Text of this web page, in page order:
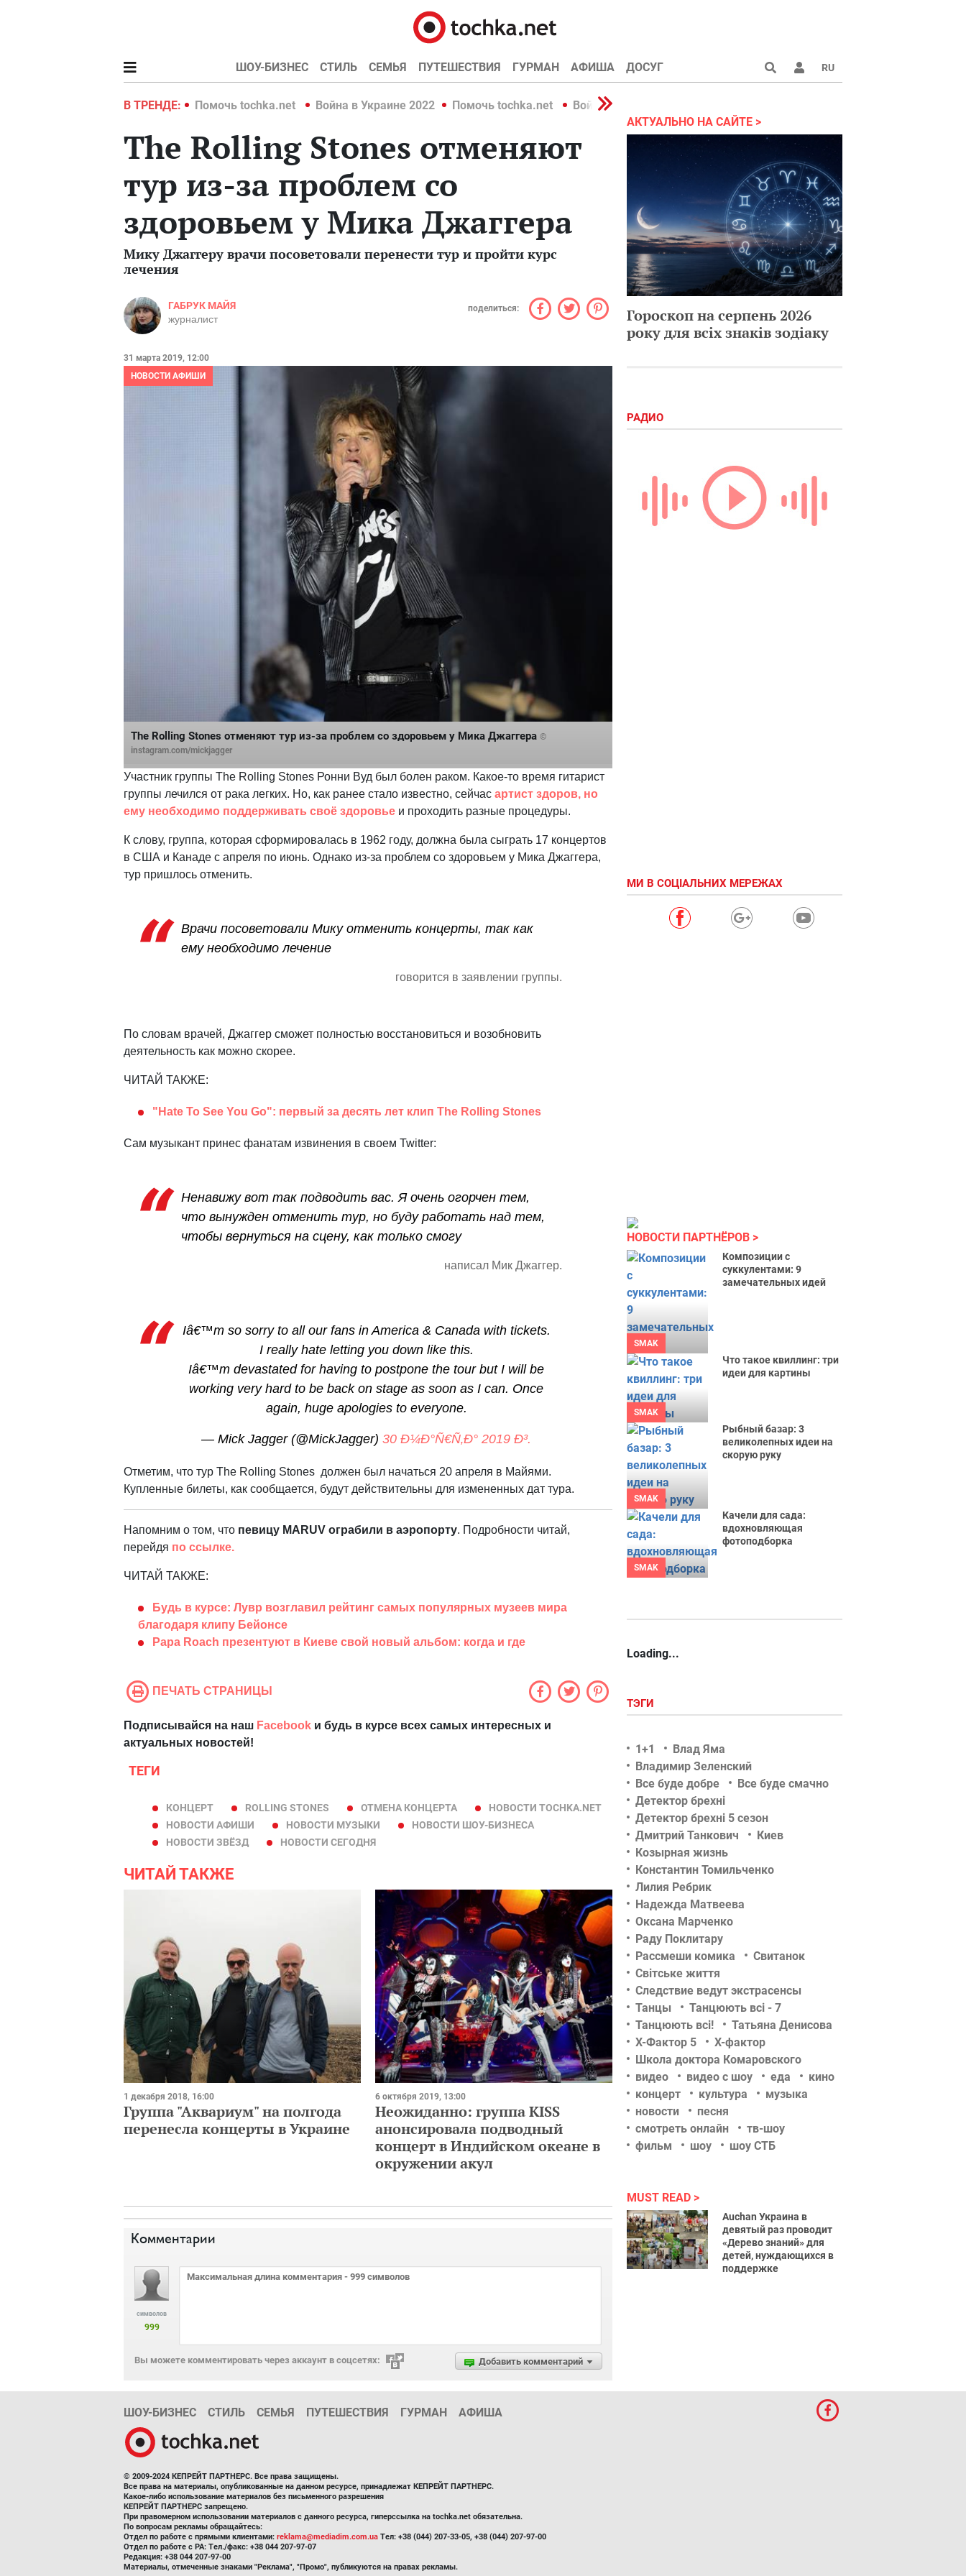
ШОУ-БИЗНЕС СТИЛЬ СЕМЬЯ ПУТЕШЕСТВИЯ ГУРМАН АФИША ДОСУГ RU
В ТРЕНДЕ:
Война в Украине 2022 Помочь tochka.net Война в Украине 2022 Помочь tochka.net Война в Украине 2022
The Rolling Stones отменяют
тур из-за проблем со
здоровьем у Мика Джаггера
Мику Джаггеру врачи посоветовали перенести тур и пройти курс
лечения
ГАБРУК МАЙЯ
журналист
поделиться:
31 марта 2019, 12:00
НОВОСТИ АФИШИ
The Rolling Stones отменяют тур из-за проблем со здоровьем у Мика Джаггера ©
instagram.com/mickjagger
Участник группы The Rolling Stones Ронни Вуд был болен раком. Какое-то время гитарист
группы лечился от рака легких. Но, как ранее стало известно, сейчас артист здоров, но
ему необходимо поддерживать своё здоровье и проходить разные процедуры.
К слову, группа, которая сформировалась в 1962 году, должна была сыграть 17 концертов
в США и Канаде с апреля по июнь. Однако из-за проблем со здоровьем у Мика Джаггера,
тур пришлось отменить.
Врачи посоветовали Мику отменить концерты, так как
ему необходимо лечение
говорится в заявлении группы.
По словам врачей, Джаггер сможет полностью восстановиться и возобновить
деятельность как можно скорее.
ЧИТАЙ ТАКЖЕ:
"Hate To See You Go": первый за десять лет клип The Rolling Stones
Сам музыкант принес фанатам извинения в своем Twitter:
Ненавижу вот так подводить вас. Я очень огорчен тем,
что вынужден отменить тур, но буду работать над тем,
чтобы вернуться на сцену, как только смогу
написал Мик Джаггер.
Iâ€™m so sorry to all our fans in America & Canada with tickets.
I really hate letting you down like this.
Iâ€™m devastated for having to postpone the tour but I will be
working very hard to be back on stage as soon as I can. Once
again, huge apologies to everyone.
— Mick Jagger (@MickJagger) 30 Ð¼Ð°Ñ€Ñ‚Ð° 2019 Ð³.
Отметим, что тур The Rolling Stones должен был начаться 20 апреля в Майями.
Купленные билеты, как сообщается, будут действительны для измененных дат тура.
Напомним о том, что певицу MARUV ограбили в аэропорту. Подробности читай,
перейдя по ссылке.
ЧИТАЙ ТАКЖЕ:
Будь в курсе: Лувр возглавил рейтинг самых популярных музеев мира
благодаря клипу Бейонсе
Papa Roach презентуют в Киеве свой новый альбом: когда и где
ПЕЧАТЬ СТРАНИЦЫ
Подписывайся на наш Facebook и будь в курсе всех самых интересных и
актуальных новостей!
ТЕГИ
КОНЦЕРТ ROLLING STONES ОТМЕНА КОНЦЕРТА
НОВОСТИ TOCHKA.NET
НОВОСТИ АФИШИ
НОВОСТИ МУЗЫКИ
НОВОСТИ ШОУ-БИЗНЕСА
НОВОСТИ ЗВЁЗД
НОВОСТИ СЕГОДНЯ
ЧИТАЙ ТАКЖЕ
1 декабря 2018, 16:00
Группа "Аквариум" на полгода
перенесла концерты в Украине
6 октября 2019, 13:00
Неожиданно: группа KISS
анонсировала подводный
концерт в Индийском океане в
окружении акул
Комментарии
символов
999
Добавить комментарий
Вы можете комментировать через аккаунт в соцсетях:
АКТУАЛЬНО НА САЙТЕ
Гороскоп на серпень 2026
року для всіх знаків зодіаку
РАДИО
МИ В СОЦІАЛЬНИХ МЕРЕЖАХ
НОВОСТИ ПАРТНЁРОВ
SMAK
Композиции с
суккулентами: 9
замечательных идей
SMAK
Что такое квиллинг: три
идеи для картины
SMAK
Рыбный базар: 3
великолепных идеи на
скорую руку
SMAK
Качели для сада:
вдохновляющая
фотоподборка
Loading...
ТЭГИ
1+1
Влад Яма
Владимир Зеленский
Все буде добре
Все буде смачно
Детектор брехні
Детектор брехні 5 сезон
Дмитрий Танкович
Киев
Козырная жизнь
Константин Томильченко
Лилия Ребрик
Надежда Матвеева
Оксана Марченко
Раду Поклитару
Рассмеши комика
Свитанок
Світське життя
Следствие ведут экстрасенсы
Танцы
Танцюють всі - 7
Танцюють всі!
Татьяна Денисова
Х-Фактор 5
Х-фактор
Школа доктора Комаровского
видео
видео с шоу еда
кино
концерт
культура
музыка
новости
песня
смотреть онлайн
тв-шоу
фильм
шоу шоу СТБ
MUST READ
Auchan Украина в
девятый раз проводит
«Дерево знаний» для
детей, нуждающихся в
поддержке
ШОУ-БИЗНЕС СТИЛЬ СЕМЬЯ ПУТЕШЕСТВИЯ ГУРМАН АФИША
© 2009-2024 КЕПРЕЙТ ПАРТНЕРС. Все права защищены.
Все права на материалы, опубликованные на данном ресурсе, принадлежат КЕПРЕЙТ ПАРТНЕРС.
Какое-либо использование материалов без письменного разрешения
КЕПРЕЙТ ПАРТНЕРС запрещено.
При правомерном использовании материалов с данного ресурса, гиперссылка на tochka.net обязательна.
По вопросам рекламы обращайтесь:
Отдел по работе с прямыми клиентами: reklama@mediadim.com.ua Тел: +38 (044) 207-33-05, +38 (044) 207-97-00
Отдел по работе с РА: Тел./факс: +38 044 207-97-07
Редакция: +38 044 207-97-00
Материалы, отмеченные знаками "Реклама", "Промо", публикуются на правах рекламы.